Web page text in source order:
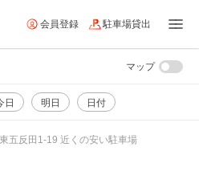
会員登録 駐車場貸出
日 明日 日付
マップ
五反田1-19 近くの安い駐車場